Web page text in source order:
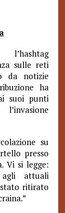
sulle reti
da notizie
ha
suoi punti
su
presso
Vi si legge:
attuali
ritirato